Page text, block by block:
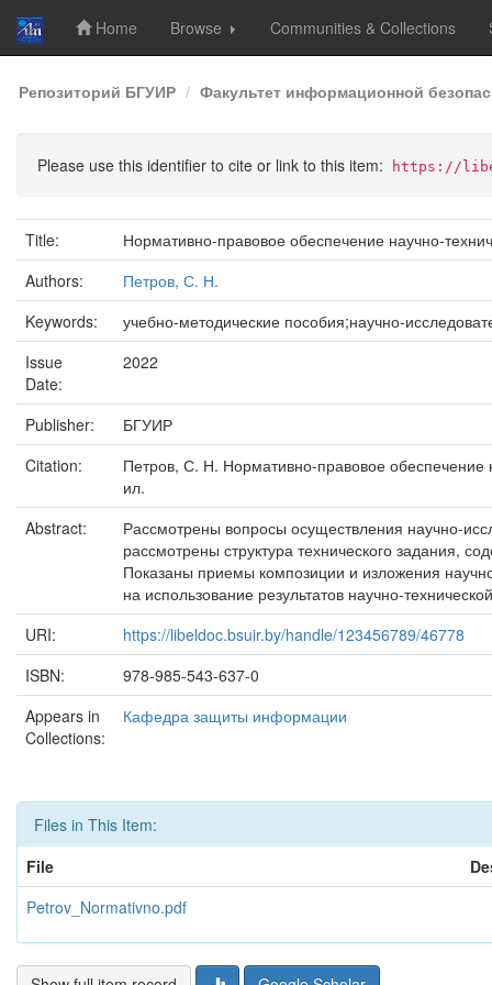
Skip
navigation
Home Browse Communities & Collections
Репозиторий БГУИР Факультет информационной
Please use this identifier to cite or link to this item: https://
Title:
Нормативно-правовое обеспечение научно-
Authors:
Петров, С. Н.
Keywords:
учебно-методические пособия;научно-
Issue
Date:
2022
Publisher:
БГУИР
Citation:
Петров, С. Н. Нормативно-правовое
ил.
Abstract:
Рассмотрены вопросы осуществления научно-
рассмотрены структура технического задания,
Показаны приемы композиции и изложения
на использование результатов научно-
URI:
https://libeldoc.bsuir.by/handle/123456789/46778
ISBN:
978-985-543-637-0
Appears in
Collections:
Кафедра защиты информации
Files in This Item:
File
Petrov_Normativno.pdf